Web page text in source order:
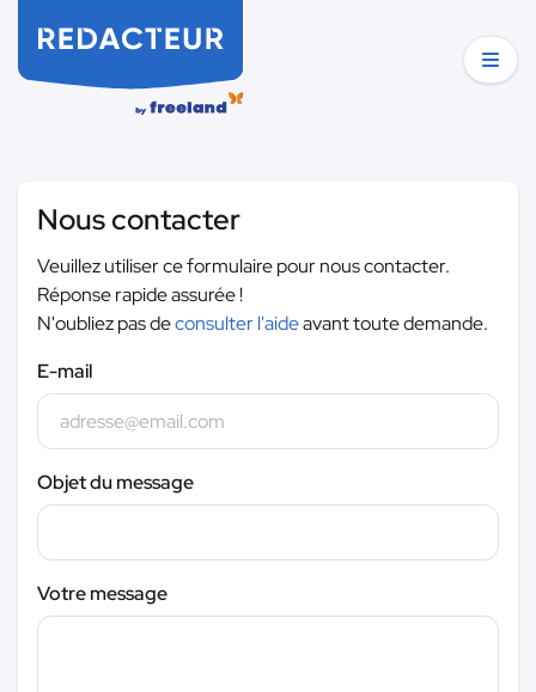
Nous contacter
Veuillez utiliser ce formulaire pour nous contacter.
Réponse rapide assurée !
N'oubliez pas deconsulter l'aideavant toute demande.
E-mail
Objet du message
Votre message